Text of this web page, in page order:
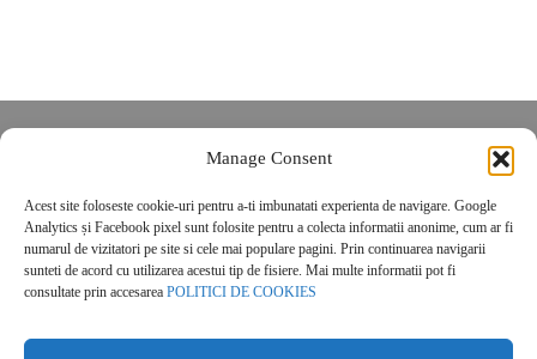
Manage Consent
Acest site foloseste cookie-uri pentru a-ti imbunatati experienta de navigare. Google
Analytics și Facebook pixel sunt folosite pentru a colecta informatii anonime, cum ar fi
numarul de vizitatori pe site si cele mai populare pagini. Prin continuarea navigarii
sunteti de acord cu utilizarea acestui tip de fisiere. Mai multe informatii pot fi
consultate prin accesarea POLITICI DE COOKIES
POLITICĂ DE CONFIDENȚIALITATE
Politica de cookies